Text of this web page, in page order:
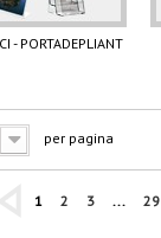
- PORTADEPLIANT
per pagina
1 2 3 ... 29